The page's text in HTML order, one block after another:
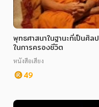
พุทธศาสนาในฐานะที่เป็นศิลป
ในการครองชีวิต
หนังสือเสียง
49